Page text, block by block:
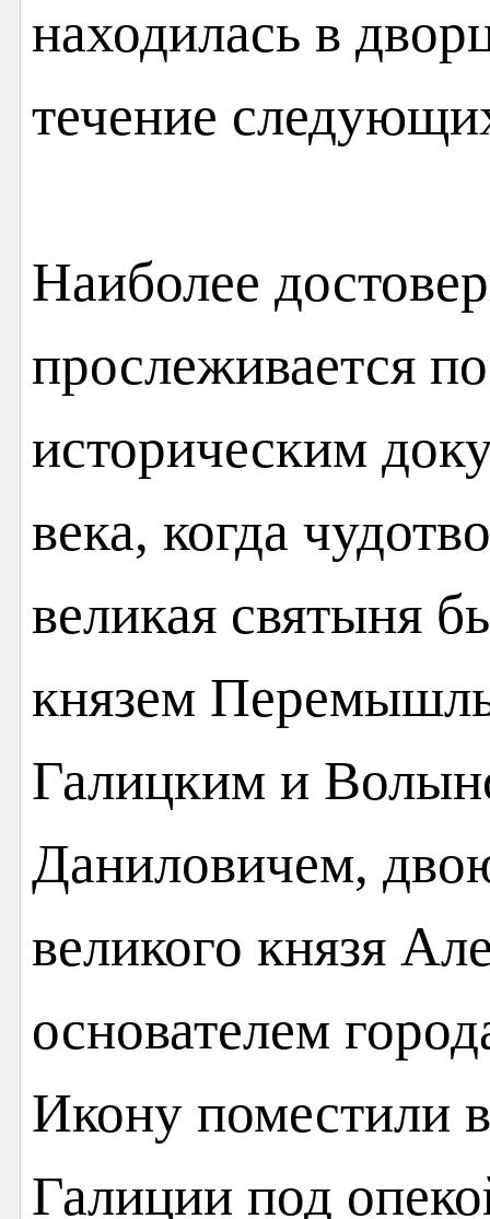
находилась в
течение
Наиболее
прослеживается
историческим
века, когда
великая святыня
князем
Галицким и
Даниловичем,
великого князя
основателем
Икону поместили
Галиции под